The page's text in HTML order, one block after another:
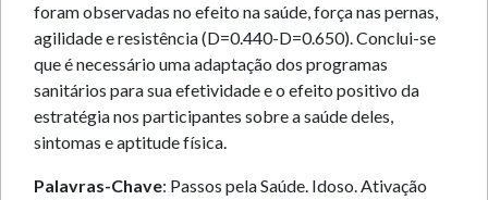
foram observadas no efeito na saúde, força nas pernas,
agilidade e resistência (D=0.440-D=0.650). Conclui-se
que é necessário uma adaptação dos programas
sanitários para sua efetividade e o efeito positivo da
estratégia nos participantes sobre a saúde deles,
sintomas e aptitude física.
Palavras-Chave: Passos pela Saúde. Idoso. Ativação